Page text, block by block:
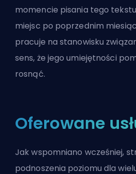
momencie pisania tego tekstu
miejsc po poprzednim
pracuje na stanowisku
sens, że jego umiejętności
rosnąć.
Oferowane
Jak wspomniano wcześniej,
podnoszenia poziomu dla